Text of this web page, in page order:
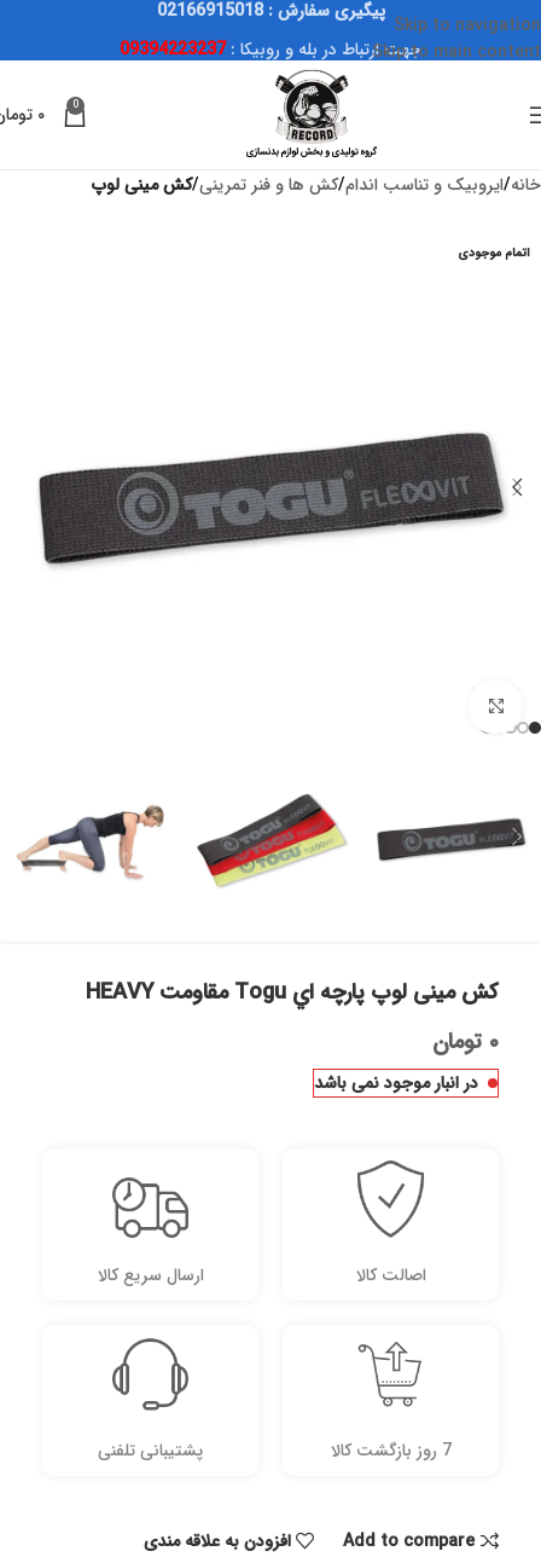
Skip to navigation
Skip to main content
پیگیری سفارش : 02166915018
جهت ارتباط در بله و روبیکا :09394223237
0 ۰
خانه ایروبیک و تناسب اندام کش ها و فنر تمرینی کش مینی لوپ
اتمام موجودی
کش مینی لوپ پارچه اي Togu مقاومت HEAVY
۰ تومان
در انبار موجود نمی باشد
اصالت کالا ارسال سریع کالا
7 روز بازگشت کالا پشتیبانی تلفنی
Add to compare افزودن به علاقه مندی